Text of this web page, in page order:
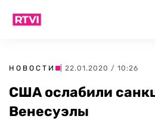
НОВОСТИ | 22.01.2020 / 10:26
США ослабили
Венесуэлы